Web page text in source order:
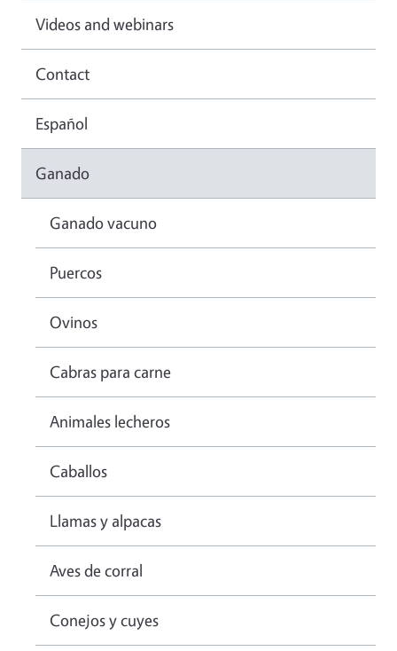
Videos and webinars
Contact
Español
Ganado
Ganado vacuno
Puercos
Ovinos
Cabras para carne
Animales lecheros
Caballos
Llamas y alpacas
Aves de corral
Conejos y cuyes